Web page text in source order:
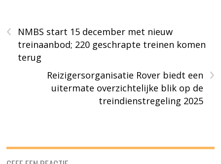
‹
NMBS start 15 december met nieuw
treinaanbod; 220 geschrapte treinen komen
terug
›
Reizigersorganisatie Rover biedt een
uitermate overzichtelijke blik op de
treindienstregeling 2025